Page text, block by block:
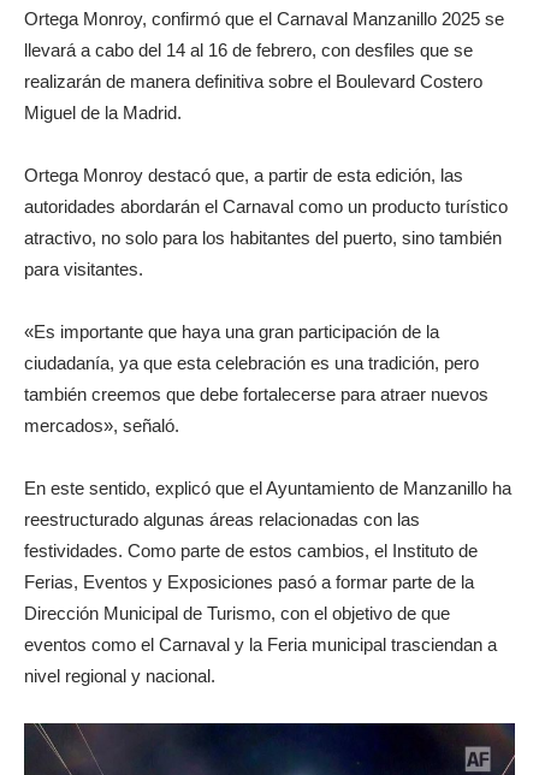
Ortega Monroy, confirmó que el Carnaval Manzanillo 2025 se
llevará a cabo del 14 al 16 de febrero, con desfiles que se
realizarán de manera definitiva sobre el Boulevard Costero
Miguel de la Madrid.
Ortega Monroy destacó que, a partir de esta edición, las
autoridades abordarán el Carnaval como un producto turístico
atractivo, no solo para los habitantes del puerto, sino también
para visitantes.
«Es importante que haya una gran participación de la
ciudadanía, ya que esta celebración es una tradición, pero
también creemos que debe fortalecerse para atraer nuevos
mercados», señaló.
En este sentido, explicó que el Ayuntamiento de Manzanillo ha
reestructurado algunas áreas relacionadas con las
festividades. Como parte de estos cambios, el Instituto de
Ferias, Eventos y Exposiciones pasó a formar parte de la
Dirección Municipal de Turismo, con el objetivo de que
eventos como el Carnaval y la Feria municipal trasciendan a
nivel regional y nacional.